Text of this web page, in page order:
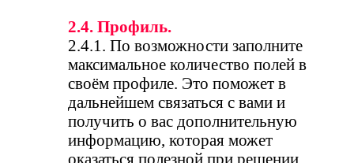
2.4. Профиль.
2.4.1. По возможности заполните
максимальное количество полей в
своём профиле. Это поможет в
дальнейшем связаться с вами и
получить о вас дополнительную
информацию, которая может